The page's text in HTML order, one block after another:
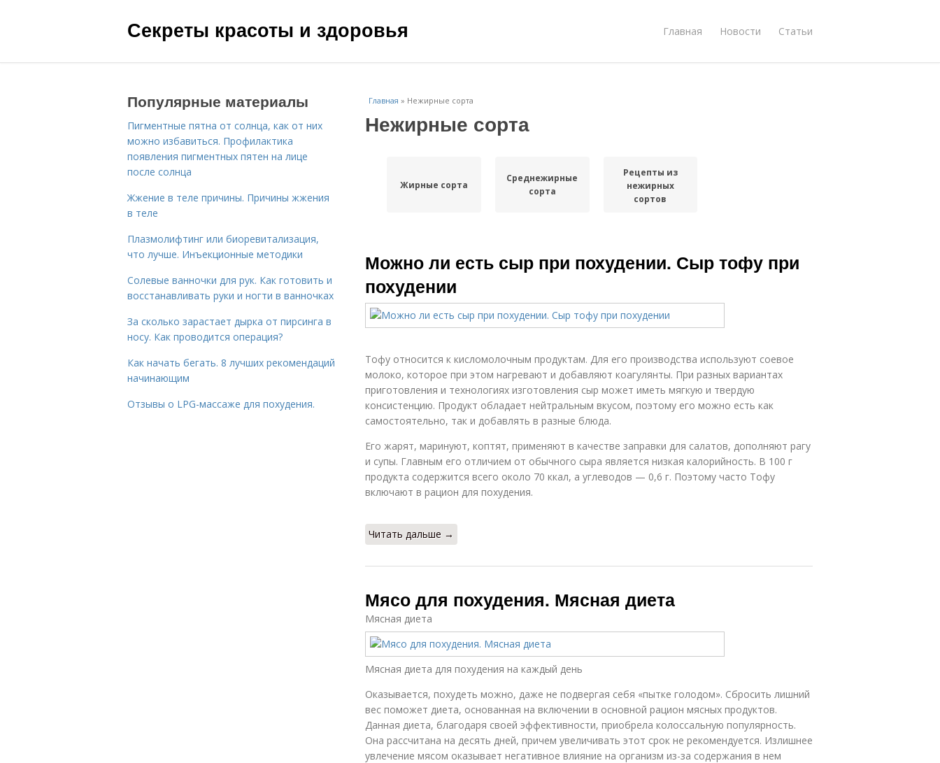
Секреты красоты и здоровья Главная Новости Статьи
Главная » Нежирные сорта
Нежирные сорта
Жирные сорта
Среднежирные
сорта
Рецепты из
нежирных
сортов
Можно ли есть сыр при похудении. Сыр тофу при
похудении
Тофу относится к кисломолочным продуктам. Для его производства используют соевое
молоко, которое при этом нагревают и добавляют коагулянты. При разных вариантах
приготовления и технологиях изготовления сыр может иметь мягкую и твердую
консистенцию. Продукт обладает нейтральным вкусом, поэтому его можно есть как
самостоятельно, так и добавлять в разные блюда.
Его жарят, маринуют, коптят, применяют в качестве заправки для салатов, дополняют рагу
и супы. Главным его отличием от обычного сыра является низкая калорийность. В 100 г
продукта содержится всего около 70 ккал, а углеводов — 0,6 г. Поэтому часто Тофу
включают в рацион для похудения.
Читать дальше →
Мясо для похудения. Мясная диета
Мясная диета
Мясная диета для похудения на каждый день
Оказывается, похудеть можно, даже не подвергая себя «пытке голодом». Сбросить лишний
вес поможет диета, основанная на включении в основной рацион мясных продуктов.
Данная диета, благодаря своей эффективности, приобрела колоссальную популярность.
Она рассчитана на десять дней, причем увеличивать этот срок не рекомендуется. Излишнее
увлечение мясом оказывает негативное влияние на организм из-за содержания в нем
Популярные материалы
Пигментные пятна от солнца, как от них
можно избавиться. Профилактика
появления пигментных пятен на лице
после солнца
Жжение в теле причины. Причины жжения
в теле
Плазмолифтинг или биоревитализация,
что лучше. Инъекционные методики
Солевые ванночки для рук. Как готовить и
восстанавливать руки и ногти в ванночках
За сколько зарастает дырка от пирсинга в
носу. Как проводится операция?
Как начать бегать. 8 лучших рекомендаций
начинающим
Отзывы о LPG-массаже для похудения.